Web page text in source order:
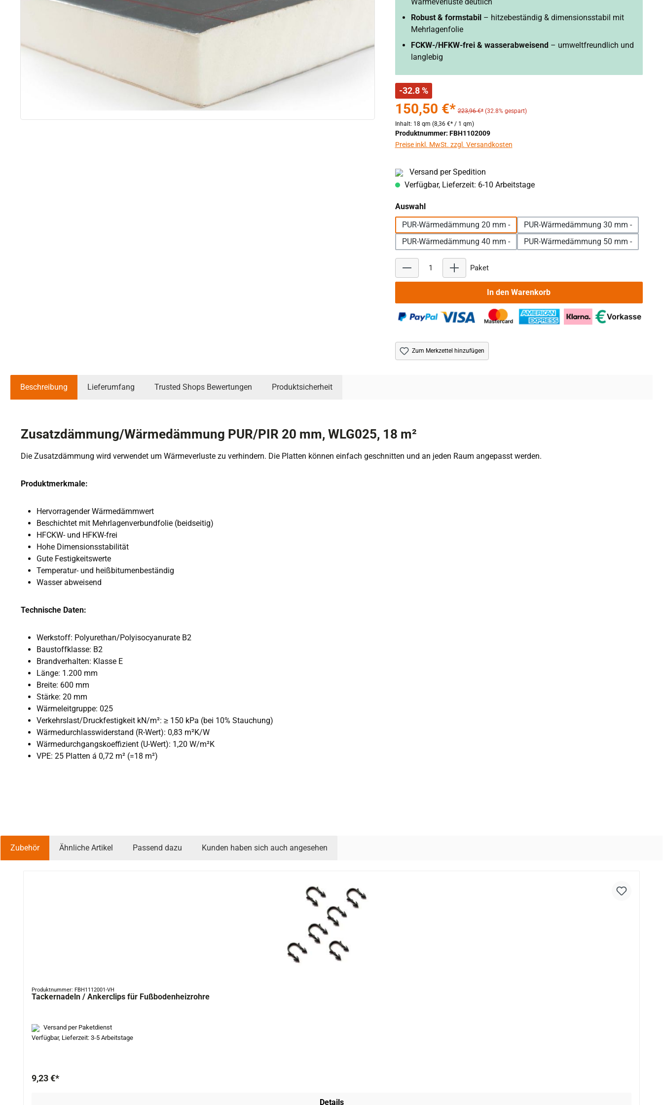
Robust & formstabil– hitzebeständig & dimensionsstabil mit
Mehrlagenfolie
FCKW-/HFKW-frei & wasserabweisend– umweltfreundlich und
langlebig
-32.8 %
150,50 €* 223,96 €* (32.8% gespart)
Inhalt: 18 qm (8,36 €* / 1 qm)
Produktnummer: FBH1102009
Preise inkl. MwSt. zzgl. Versandkosten
Versand per Spedition
Verfügbar, Lieferzeit: 6-10 Arbeitstage
Auswahlauswählen
PUR-Wärmedämmung 20 mm -
PUR-Wärmedämmung 30 mm -
PUR-Wärmedämmung 40 mm -
PUR-Wärmedämmung 50 mm -
Paket
In den Warenkorb
Zum Merkzettel hinzufügen
Beschreibung Lieferumfang Trusted Shops Bewertungen Produktsicherheit
Zusatzdämmung/Wärmedämmung PUR/PIR 20 mm, WLG025, 18 m²
Die Zusatzdämmung wird verwendet um Wärmeverluste zu verhindern. Die Platten können einfach geschnitten und an jeden Raum angepasst werden.
Produktmerkmale:
Hervorragender Wärmedämmwert
Beschichtet mit Mehrlagenverbundfolie (beidseitig)
HFCKW- und HFKW-frei
Hohe Dimensionsstabilität
Gute Festigkeitswerte
Temperatur- und heißbitumenbeständig
Wasser abweisend
Technische Daten:
Werkstoff: Polyurethan/Polyisocyanurate B2
Baustoffklasse: B2
Brandverhalten: Klasse E
Länge: 1.200 mm
Breite: 600 mm
Stärke: 20 mm
Wärmeleitgruppe: 025
Verkehrslast/Druckfestigkeit kN/m²: ≥ 150 kPa (bei 10% Stauchung)
Wärmedurchlasswiderstand (R-Wert): 0,83 m²K/W
Wärmedurchgangskoeffizient (U-Wert): 1,20 W/m²K
VPE: 25 Platten á 0,72 m² (=18 m²)
Zubehör Ähnliche Artikel Passend dazu Kunden haben sich auch angesehen
Produktnummer: FBH1112001-VH
Tackernadeln / Ankerclips für Fußbodenheizrohre
Versand per Paketdienst
Verfügbar, Lieferzeit: 3-5 Arbeitstage
9,23 €*
Details